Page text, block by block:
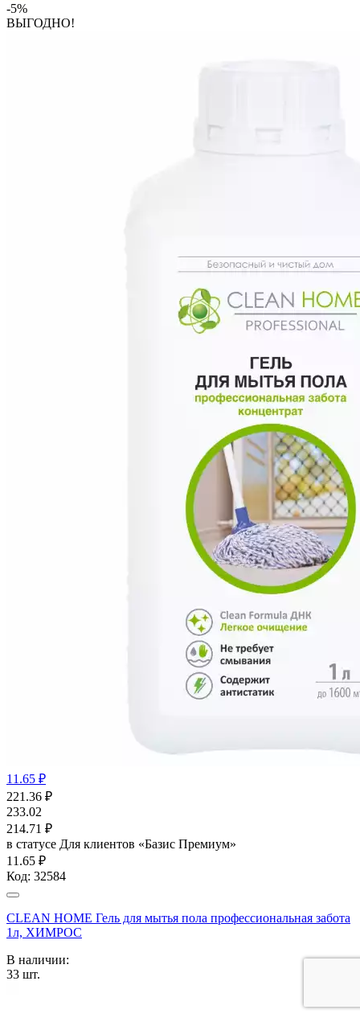
-5%
ВЫГОДНО!
11.65 ₽
221.36 ₽
233.02
214.71 ₽
в статусе Для клиентов «Базис Премиум»
11.65 ₽
Код: 32584
CLEAN HOME Гель для мытья пола профессиональная забота
1л, ХИМРОС
В наличии:
33 шт.